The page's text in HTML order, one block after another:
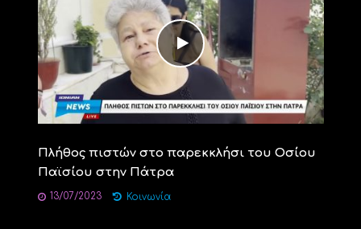
Πλήθος πιστών στο παρεκκλήσι του Οσίου
Παϊσίου στην Πάτρα
13/07/2023 Κοινωνία